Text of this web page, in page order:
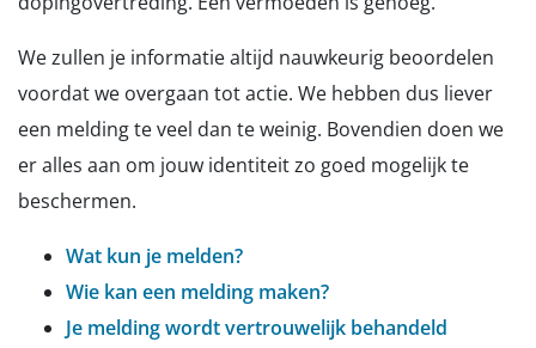
We zullen je informatie altijd nauwkeurig beoordelen
voordat we overgaan tot actie. We hebben dus liever
een melding te veel dan te weinig. Bovendien doen we
er alles aan om jouw identiteit zo goed mogelijk te
beschermen.
Wat kun je melden?
Wie kan een melding maken?
Je melding wordt vertrouwelijk behandeld